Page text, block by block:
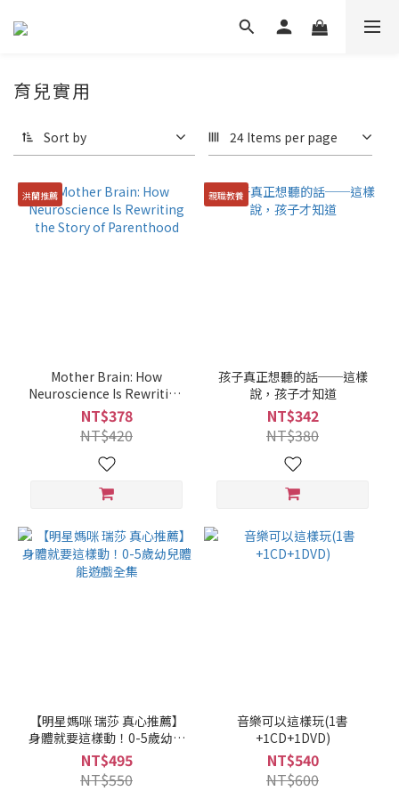
育兒實用
Sort by 24 Items per page
洪蘭推薦
Mother Brain: How
Neuroscience Is Rewriting
the Story of Parenthood
NT$378
NT$420
親職教養
孩子真正想聽的話──這樣
說，孩子才知道
NT$342
NT$380
【明星媽咪 瑞莎 真心推薦】
身體就要這樣動！0-5歲幼兒
體能遊戲全集
NT$495
NT$550
音樂可以這樣玩(1書
+1CD+1DVD)
NT$540
NT$600